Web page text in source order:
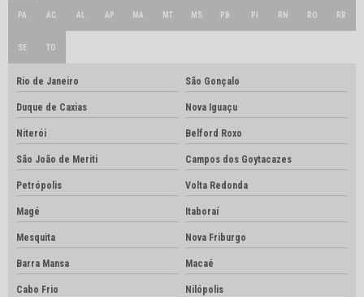
PA AC AL AP MA MT MS PB PI RN RO RR
SE TO
Rio de Janeiro São Gonçalo
Duque de Caxias Nova Iguaçu
Niterói Belford Roxo
São João de Meriti Campos dos Goytacazes
Petrópolis Volta Redonda
Magé Itaboraí
Mesquita Nova Friburgo
Barra Mansa Macaé
Cabo Frio Nilópolis